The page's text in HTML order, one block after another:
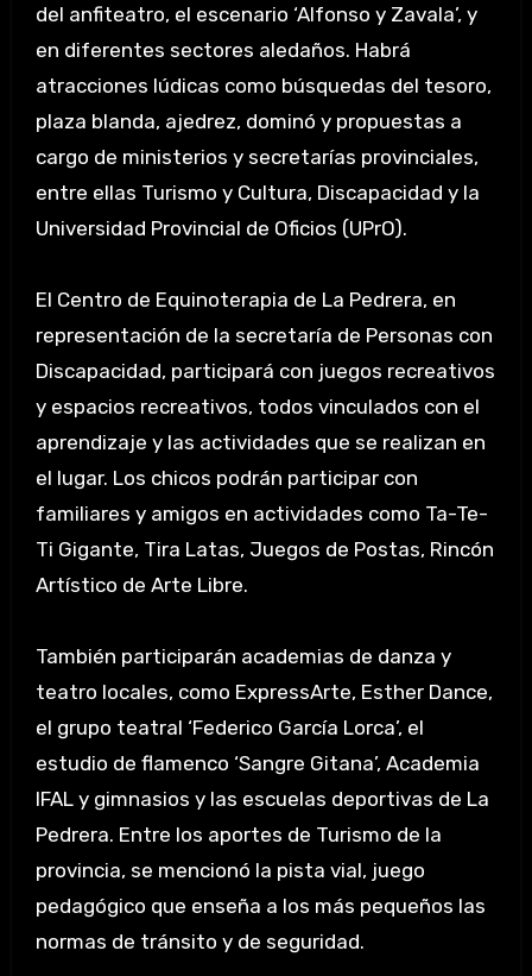
del anfiteatro, el escenario ‘Alfonso y Zavala’, y
en diferentes sectores aledaños. Habrá
atracciones lúdicas como búsquedas del tesoro,
plaza blanda, ajedrez, dominó y propuestas a
cargo de ministerios y secretarías provinciales,
entre ellas Turismo y Cultura, Discapacidad y la
Universidad Provincial de Oficios (UPrO).
El Centro de Equinoterapia de La Pedrera, en
representación de la secretaría de Personas con
Discapacidad, participará con juegos recreativos
y espacios recreativos, todos vinculados con el
aprendizaje y las actividades que se realizan en
el lugar. Los chicos podrán participar con
familiares y amigos en actividades como Ta-Te-
Ti Gigante, Tira Latas, Juegos de Postas, Rincón
Artístico de Arte Libre.
También participarán academias de danza y
teatro locales, como ExpressArte, Esther Dance,
el grupo teatral ‘Federico García Lorca’, el
estudio de flamenco ‘Sangre Gitana’, Academia
IFAL y gimnasios y las escuelas deportivas de La
Pedrera. Entre los aportes de Turismo de la
provincia, se mencionó la pista vial, juego
pedagógico que enseña a los más pequeños las
normas de tránsito y de seguridad.